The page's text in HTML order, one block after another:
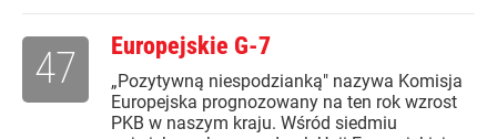
Europejskie G-7
„Pozytywną niespodzianką" nazywa Komisja
Europejska prognozowany na ten rok wzrost
PKB w naszym kraju. Wśród siedmiu
47